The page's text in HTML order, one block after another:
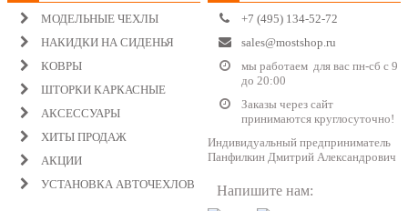
МОДЕЛЬНЫЕ ЧЕХЛЫ
НАКИДКИ НА СИДЕНЬЯ
КОВРЫ
ШТОРКИ КАРКАСНЫЕ
АКСЕССУАРЫ
ХИТЫ ПРОДАЖ
АКЦИИ
УСТАНОВКА АВТОЧЕХЛОВ
+7 (495) 134-52-72
sales@mostshop.ru
мы работаем для вас пн-сб с 9
до 20:00
Заказы через сайт
принимаются круглосуточно!
Индивидуальный предприниматель
Панфилкин Дмитрий Александрович
Напишите нам: